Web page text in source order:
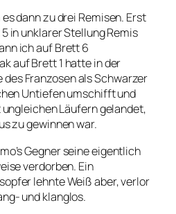
dann zu drei Remisen. Erst
in unklarer Stellung Remis
ich auf Brett 6
auf Brett 1 hatte in der
Franzosen als Schwarzer
Untiefen umschifft und
Läufern gelandet,
zu gewinnen war.
Gegner seine eigentlich
verdorben. Ein
lehnte Weiß aber, verlor
und klanglos.